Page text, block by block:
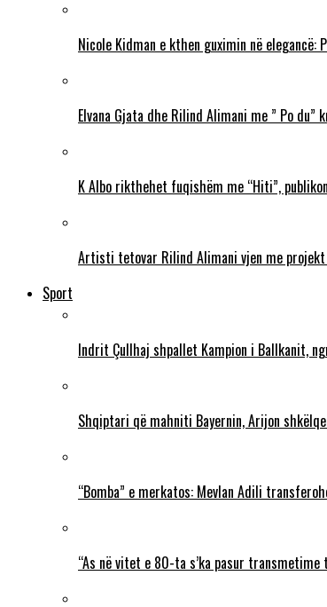
Nicole Kidman e kthen guximin në
Elvana Gjata dhe Rilind Alimani me ” Po
K Albo rikthehet fuqishëm me “Hiti”,
Artisti tetovar Rilind Alimani vjen me projekt
Sport
Indrit Çullhaj shpallet Kampion i Ballkanit,
Shqiptari që mahniti Bayernin, Arijon
“Bomba” e merkatos: Mevlan Adili
“As në vitet e 80-ta s’ka pasur